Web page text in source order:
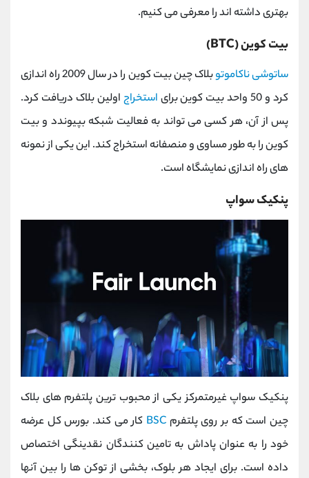
بهتری داشته اند را معرفی می کنیم.
بیت کوین (BTC)
ساتوشی ناکاموتو
بلاک چین بیت کوین را در سال 2009 راه اندازی
کرد و 50 واحد بیت کوین برای
استخراج اولین بلاک دریافت کرد.
پس از آن، هر کسی می تواند به فعالیت شبکه بپیوندد و بیت
کوین را به طور مساوی و منصفانه استخراج کند. این یکی از نمونه
های راه اندازی نمایشگاه است.
پنکیک سواپ
پنکیک سواپ غیرمتمرکز یکی از محبوب ترین پلتفرم های بلاک
چین است که بر روی پلتفرم BSC کار می کند. بورس کل عرضه
خود را به عنوان پاداش به تامین کنندگان نقدینگی اختصاص
داده است. برای ایجاد هر بلوک، بخشی از توکن ها را بین آنها